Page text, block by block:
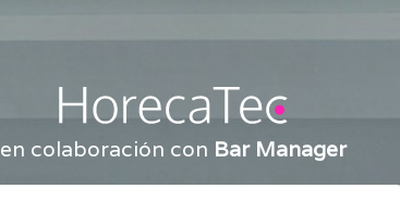
en colaboración con Bar Manager